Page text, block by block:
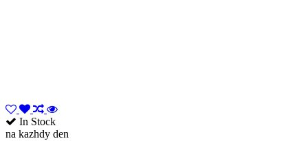
In Stock
na kazhdy den